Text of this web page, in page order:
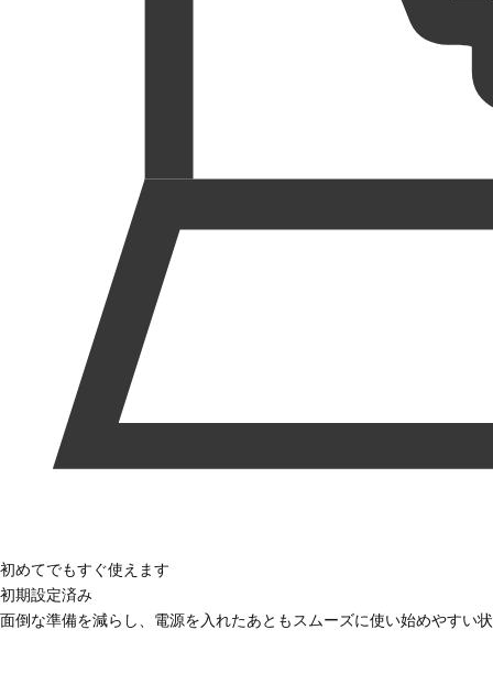
初めてでもすぐ使えます
初期設定済み
面倒な準備を減らし、電源を入れたあともスムーズに使い始めやすい